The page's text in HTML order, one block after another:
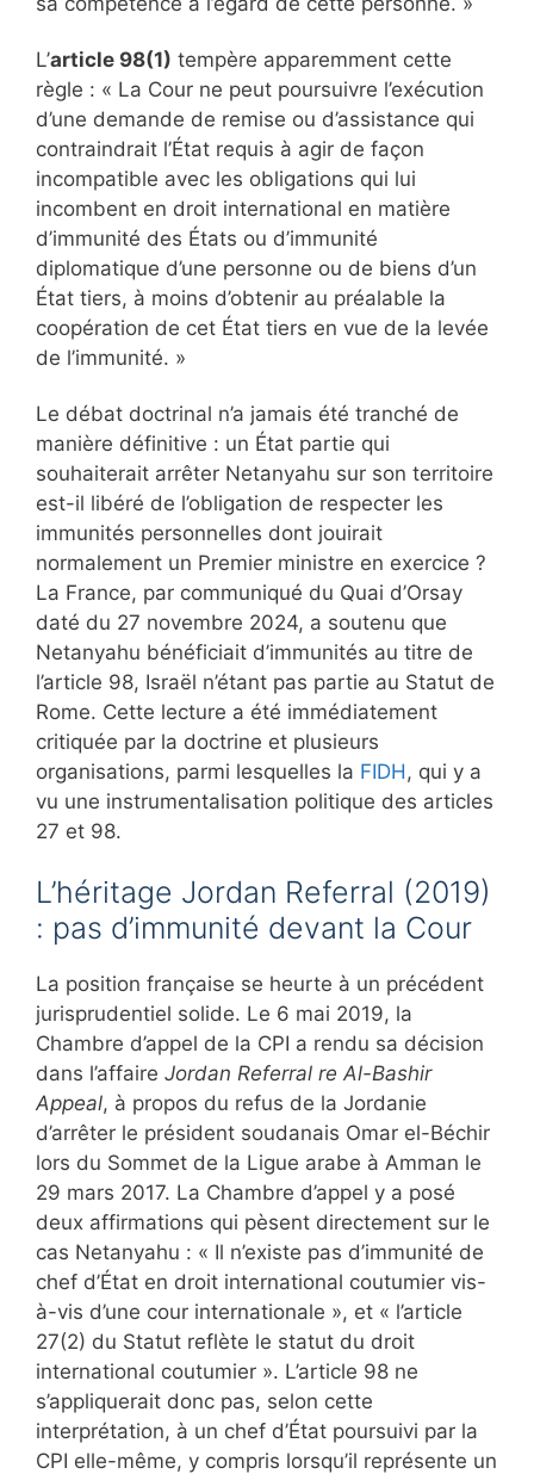
L’article 98(1) tempère apparemment cette
règle : « La Cour ne peut poursuivre l’exécution
d’une demande de remise ou d’assistance qui
contraindrait l’État requis à agir de façon
incompatible avec les obligations qui lui
incombent en droit international en matière
d’immunité des États ou d’immunité
diplomatique d’une personne ou de biens d’un
État tiers, à moins d’obtenir au préalable la
coopération de cet État tiers en vue de la levée
de l’immunité. »
Le débat doctrinal n’a jamais été tranché de
manière définitive : un État partie qui
souhaiterait arrêter Netanyahu sur son territoire
est-il libéré de l’obligation de respecter les
immunités personnelles dont jouirait
normalement un Premier ministre en exercice ?
La France, par communiqué du Quai d’Orsay
daté du 27 novembre 2024, a soutenu que
Netanyahu bénéficiait d’immunités au titre de
l’article 98, Israël n’étant pas partie au Statut de
Rome. Cette lecture a été immédiatement
critiquée par la doctrine et plusieurs
organisations, parmi lesquelles la FIDH, qui y a
vu une instrumentalisation politique des articles
27 et 98.
L’héritage Jordan Referral (2019)
: pas d’immunité devant la Cour
La position française se heurte à un précédent
jurisprudentiel solide. Le 6 mai 2019, la
Chambre d’appel de la CPI a rendu sa décision
dans l’affaire Jordan Referral re Al-Bashir
Appeal, à propos du refus de la Jordanie
d’arrêter le président soudanais Omar el-Béchir
lors du Sommet de la Ligue arabe à Amman le
29 mars 2017. La Chambre d’appel y a posé
deux affirmations qui pèsent directement sur le
cas Netanyahu : « Il n’existe pas d’immunité de
chef d’État en droit international coutumier vis-
à-vis d’une cour internationale », et « l’article
27(2) du Statut reflète le statut du droit
international coutumier ». L’article 98 ne
s’appliquerait donc pas, selon cette
interprétation, à un chef d’État poursuivi par la
CPI elle-même, y compris lorsqu’il représente un